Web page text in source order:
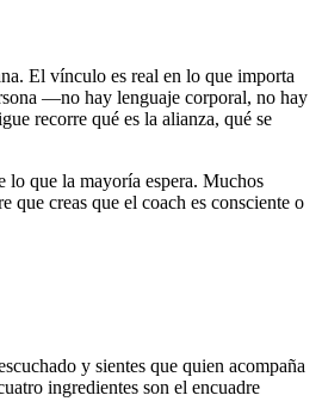
El vínculo es real en lo que importa
—no hay lenguaje corporal, no hay
recorre qué es la alianza, qué se
lo que la mayoría espera. Muchos
que creas que el coach es consciente o
y sientes que quien acompaña
ingredientes son el encuadre